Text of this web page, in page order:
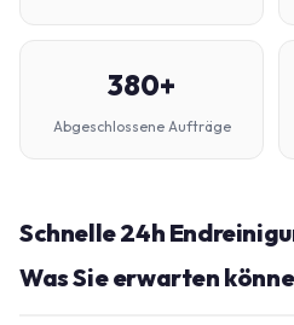
380+
Abgeschlossene Aufträge
Schnelle 24h
Was Sie erwarten